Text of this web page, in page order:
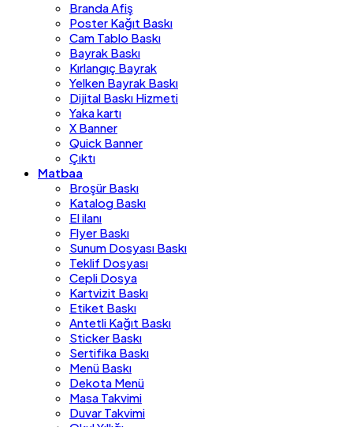
Branda Afiş
Poster Kağıt Baskı
Cam Tablo Baskı
Bayrak Baskı
Kırlangıç Bayrak
Yelken Bayrak Baskı
Dijital Baskı Hizmeti
Yaka kartı
X Banner
Quick Banner
Çıktı
Matbaa
Broşür Baskı
Katalog Baskı
El ilanı
Flyer Baskı
Sunum Dosyası Baskı
Teklif Dosyası
Cepli Dosya
Kartvizit Baskı
Etiket Baskı
Antetli Kağıt Baskı
Sticker Baskı
Sertifika Baskı
Menü Baskı
Dekota Menü
Masa Takvimi
Duvar Takvimi